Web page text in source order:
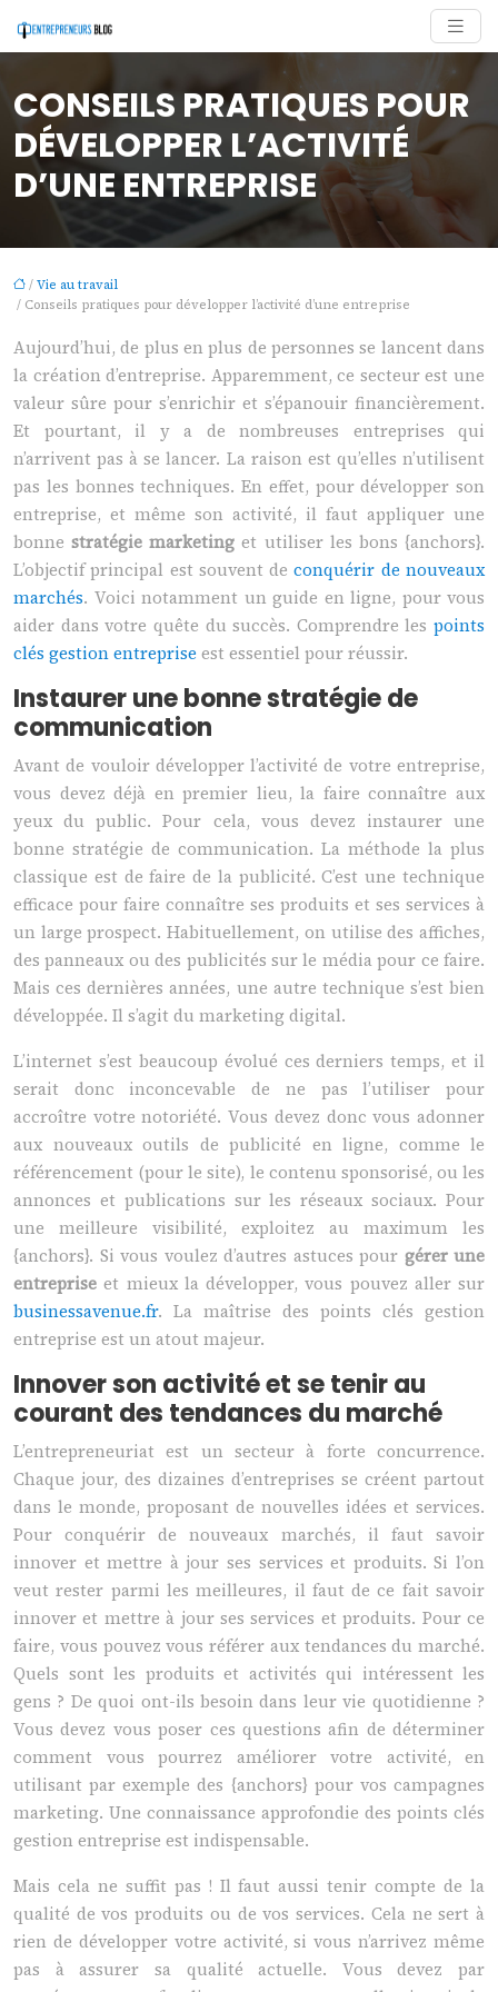
CONSEILS PRATIQUES POUR
DÉVELOPPER L’ACTIVITÉ
D’UNE ENTREPRISE
/ Vie au travail
/ Conseils pratiques pour développer l’activité d’une entreprise
Aujourd’hui, de plus en plus de personnes se lancent dans
la création d’entreprise. Apparemment, ce secteur est une
valeur sûre pour s’enrichir et s’épanouir financièrement.
Et pourtant, il y a de nombreuses entreprises qui
n’arrivent pas à se lancer. La raison est qu’elles n’utilisent
pas les bonnes techniques. En effet, pour développer son
entreprise, et même son activité, il faut appliquer une
bonnestratégie marketing et utiliser les bons {anchors}.
L’objectif principal est souvent deconquérir de nouveaux
marchés. Voici notamment un guide en ligne, pour vous
aider dans votre quête du succès. Comprendre les points
clés gestion entreprise est essentiel pour réussir.
Instaurer une bonne stratégie de
communication
Avant de vouloir développer l’activité de votre entreprise,
vous devez déjà en premier lieu, la faire connaître aux
yeux du public. Pour cela, vous devez instaurer une
bonne stratégie de communication. La méthode la plus
classique est de faire de la publicité. C’est une technique
efficace pour faire connaître ses produits et ses services à
un large prospect. Habituellement, on utilise des affiches,
des panneaux ou des publicités sur le média pour ce faire.
Mais ces dernières années, une autre technique s’est bien
développée. Il s’agit du marketing digital.
L’internet s’est beaucoup évolué ces derniers temps, et il
serait donc inconcevable de ne pas l’utiliser pour
accroître votre notoriété. Vous devez donc vous adonner
aux nouveaux outils de publicité en ligne, comme le
référencement (pour le site), le contenu sponsorisé, ou les
annonces et publications sur les réseaux sociaux. Pour
une meilleure visibilité, exploitez au maximum les
{anchors}. Si vous voulez d’autres astuces pour gérer une
entreprise et mieux la développer, vous pouvez aller sur
businessavenue.fr. La maîtrise des points clés gestion
entreprise est un atout majeur.
Innover son activité et se tenir au
courant des tendances du marché
L’entrepreneuriat est un secteur à forte concurrence.
Chaque jour, des dizaines d’entreprises se créent partout
dans le monde, proposant de nouvelles idées et services.
Pour conquérir de nouveaux marchés, il faut savoir
innover et mettre à jour ses services et produits. Si l’on
veut rester parmi les meilleures, il faut de ce fait savoir
innover et mettre à jour ses services et produits. Pour ce
faire, vous pouvez vous référer aux tendances du marché.
Quels sont les produits et activités qui intéressent les
gens ? De quoi ont-ils besoin dans leur vie quotidienne ?
Vous devez vous poser ces questions afin de déterminer
comment vous pourrez améliorer votre activité, en
utilisant par exemple des {anchors} pour vos campagnes
marketing. Une connaissance approfondie des points clés
gestion entreprise est indispensable.
Mais cela ne suffit pas ! Il faut aussi tenir compte de la
qualité de vos produits ou de vos services. Cela ne sert à
rien de développer votre activité, si vous n’arrivez même
pas à assurer sa qualité actuelle. Vous devez par